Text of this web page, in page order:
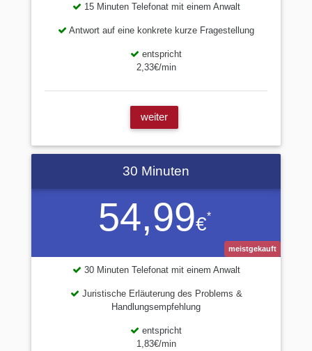
15 Minuten Telefonat mit einem Anwalt
Antwort auf eine konkrete kurze Fragestellung
entspricht
2,33€/min
weiter
54,99€*
30 Minuten
meistgekauft
30 Minuten Telefonat mit einem Anwalt
Juristische Erläuterung des Problems &
Handlungsempfehlung
entspricht
1,83€/min